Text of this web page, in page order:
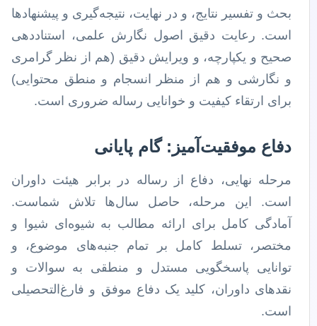
بحث و تفسیر نتایج، و در نهایت، نتیجه‌گیری و پیشنهادها
است. رعایت دقیق اصول نگارش علمی، استناددهی
صحیح و یکپارچه، و ویرایش دقیق (هم از نظر گرامری
و نگارشی و هم از منظر انسجام و منطق محتوایی)
برای ارتقاء کیفیت و خوانایی رساله ضروری است.
دفاع موفقیت‌آمیز: گام پایانی
مرحله نهایی، دفاع از رساله در برابر هیئت داوران
است. این مرحله، حاصل سال‌ها تلاش شماست.
آمادگی کامل برای ارائه مطالب به شیوه‌ای شیوا و
مختصر، تسلط کامل بر تمام جنبه‌های موضوع، و
توانایی پاسخگویی مستدل و منطقی به سوالات و
نقدهای داوران، کلید یک دفاع موفق و فارغ‌التحصیلی
است.